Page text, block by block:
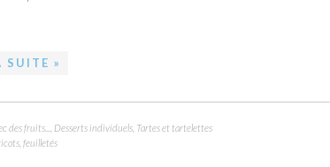
SUITE »
des fruits... Desserts individuels Tartes et tartelettes
feuilletés